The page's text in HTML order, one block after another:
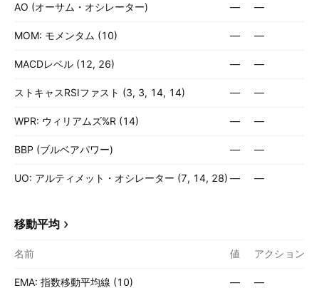
AO (オーサム・オシレーター) — —
MOM: モメンタム (10) — —
MACDレベル (12, 26) — —
ストキャスRSIファスト (3, 3, 14, 14) — —
WPR: ウィリアムズ%R (14) — —
BBP (ブルベアパワー) — —
UO: アルティメット・オシレーター (7, 14, 28) — —
移動平均
名前 値 アクション
EMA: 指数移動平均線 (10) — —